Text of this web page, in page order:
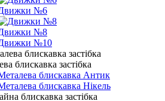
№6
№8
№10
блискавка застібка
блискавка Антик
блискавка Нікель